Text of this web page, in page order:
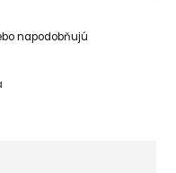
napodobňujú